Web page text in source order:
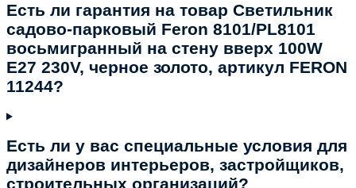
Есть ли гарантия на товар Светильник
садово-парковый Feron 8101/PL8101
восьмигранный на стену вверх 100W
E27 230V, черное золото, артикул FERON
11244?
Есть ли у вас специальные условия для
дизайнеров интерьеров, застройщиков,
строительных организаций?